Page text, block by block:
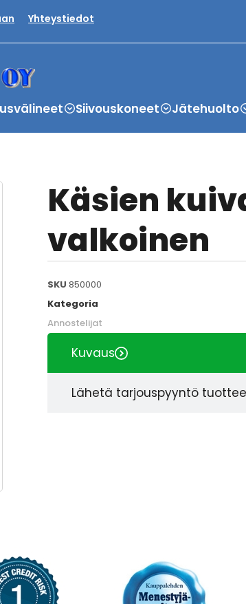
Yhteystiedot
Siivouskoneet Jätehuolto
Käsien
valkoinen
SKU 850000
Kategoria
Annostelijat
Kuvaus
Lähetä tarjouspyyntö